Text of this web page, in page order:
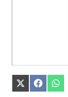
ShareShare